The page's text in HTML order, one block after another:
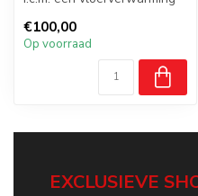
eenvoudig...
€100,00
Op voorraad
EXCLUSIEVE